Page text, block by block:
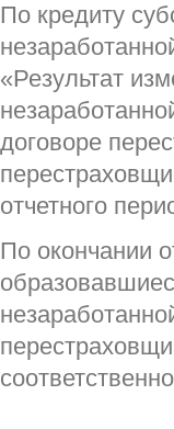
По кредиту
«Результат
договоре
отчетного
По окончании